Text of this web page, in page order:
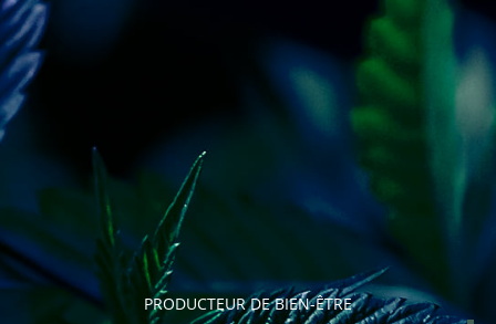
PRODUCTEUR DE BIEN-ÊTRE